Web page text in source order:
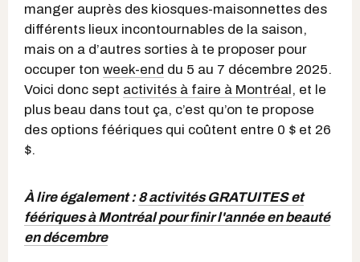
manger auprès des kiosques-maisonnettes des
différents lieux incontournables de la saison,
mais on a d’autres sorties à te proposer pour
occuper ton week-end du 5 au 7 décembre 2025.
Voici donc sept activités à faire à Montréal, et le
plus beau dans tout ça, c’est qu’on te propose
des options féériques qui coûtent entre 0 $ et 26
$.
À lire également :8 activités GRATUITES et
féériques à Montréal pour finir l'année en beauté
en décembre